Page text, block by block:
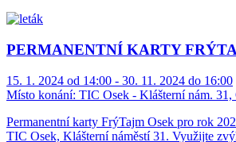
PERMANENTNÍ KARTY
15. 1. 2024 od 14:00 - 30. 11. 2024 do 16:00
Místo konání: TIC Osek - Klášterní nám. 31,
Permanentní karty FrýTajm Osek pro rok
TIC Osek, Klášterní náměstí 31. Využijte